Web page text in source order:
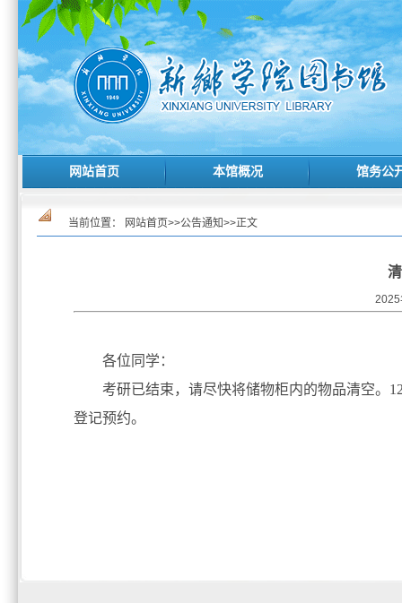
网站首页 本馆概况 馆务公
当前位置： 网站首页>>公告通知>>正文
2025
各位同学：
考研已结束，请尽快将储物柜内的物品清空。
登记预约。